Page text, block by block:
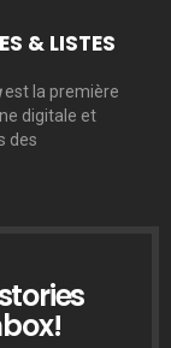
& LISTES
est la première
digitale et
des